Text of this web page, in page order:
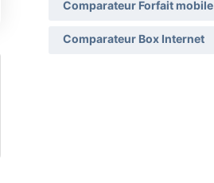
Comparateur Forfait mobile
Comparateur Box Internet